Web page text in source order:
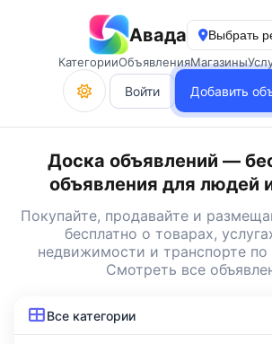
Авада
Выбрать
КатегорииОбъявленияМагазины
Войти Добавить
Доска объявлений —
объявления для людей
Покупайте, продавайте и
бесплатно о товарах,
недвижимости и транспорте по
Смотреть все
Все категории